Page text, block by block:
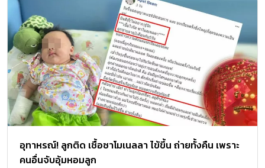
อุทาหรณ์! ลูกติด เชื้อซาโมเนลลา ไข้ขึ้น ถ่ายทั้งคืน เพราะ
คนอื่นจับอุ้มหอมลูก